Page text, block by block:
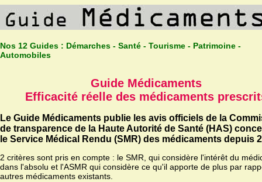
Nos 12 Guides : Démarches - Santé - Tourisme - Patrimoine -
Automobiles
Guide Médicaments
Efficacité réelle des médicaments
Le Guide Médicaments publie les avis officiels de la
de transparence de la Haute Autorité de Santé (HAS)
le Service Médical Rendu (SMR) des médicaments depuis
2 critères sont pris en compte : le SMR, qui considère l'intérêt du
dans l'absolu et l'ASMR qui considère ce qu'il apporte de plus par
autres médicaments existants.